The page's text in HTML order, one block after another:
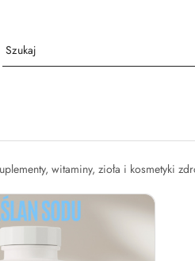
witaminy, zioła i kosmetyki